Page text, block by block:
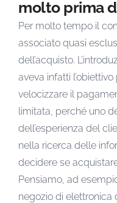
molto prima
Per molto tempo il
associato quasi
dell’acquisto.
aveva infatti
velocizzare il
limitata, perché uno
dell’esperienza del
nella ricerca delle
decidere se
Pensiamo, ad
negozio di elettronica